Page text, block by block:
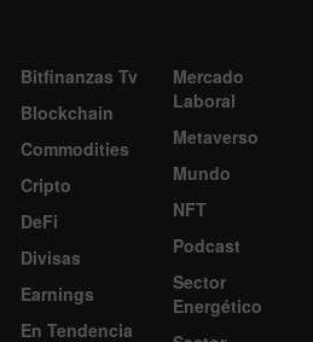
Bitfinanzas Tv
Blockchain
Commodities
Cripto
DeFi
Divisas
Earnings
En Tendencia
Mercado
Laboral
Metaverso
Mundo
NFT
Podcast
Sector
Energético